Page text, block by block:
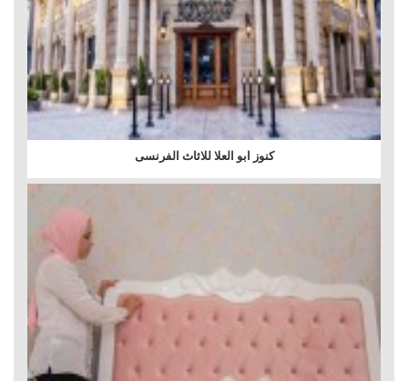
كنوز ابو العلا للاثاث الفرنسى